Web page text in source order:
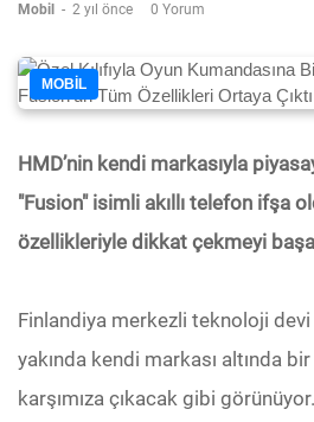
Mobil - 2 yıl önce 0 Yorum
MOBIL
HMD’nin kendi markasıyla
"Fusion" isimli akıllı telefon ifşa
özellikleriyle dikkat çekmeyi
Finlandiya merkezli teknoloji devi
yakında kendi markası altında
karşımıza çıkacak gibi